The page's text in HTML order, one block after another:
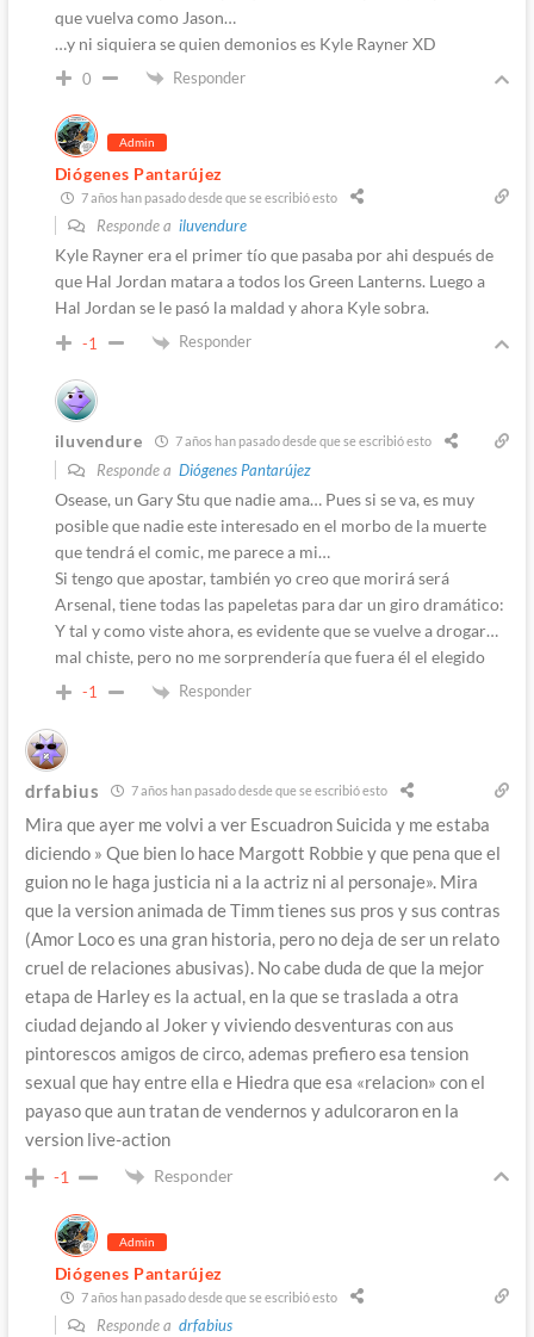
que vuelva como Jason…
…y ni siquiera se quien demonios es Kyle Rayner XD
0 Responder
Admin
Diógenes Pantarújez
7 años han pasado desde que se escribió esto
Responde a iluvendure
Kyle Rayner era el primer tío que pasaba por ahi después de
que Hal Jordan matara a todos los Green Lanterns. Luego a
Hal Jordan se le pasó la maldad y ahora Kyle sobra.
-1 Responder
iluvendure 7 años han pasado desde que se escribió esto
Responde a Diógenes Pantarújez
Osease, un Gary Stu que nadie ama… Pues si se va, es muy
posible que nadie este interesado en el morbo de la muerte
que tendrá el comic, me parece a mi…
Si tengo que apostar, también yo creo que morirá será
Arsenal, tiene todas las papeletas para dar un giro dramático:
Y tal y como viste ahora, es evidente que se vuelve a drogar…
mal chiste, pero no me sorprendería que fuera él el elegido
-1 Responder
drfabius 7 años han pasado desde que se escribió esto
Mira que ayer me volvi a ver Escuadron Suicida y me estaba
diciendo » Que bien lo hace Margott Robbie y que pena que el
guion no le haga justicia ni a la actriz ni al personaje». Mira
que la version animada de Timm tienes sus pros y sus contras
(Amor Loco es una gran historia, pero no deja de ser un relato
cruel de relaciones abusivas). No cabe duda de que la mejor
etapa de Harley es la actual, en la que se traslada a otra
ciudad dejando al Joker y viviendo desventuras con aus
pintorescos amigos de circo, ademas prefiero esa tension
sexual que hay entre ella e Hiedra que esa «relacion» con el
payaso que aun tratan de vendernos y adulcoraron en la
version live-action
-1 Responder
Admin
Diógenes Pantarújez
7 años han pasado desde que se escribió esto
Responde a drfabius